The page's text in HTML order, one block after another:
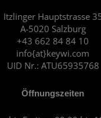
Itzlinger Hauptstrasse
A-5020 Salzburg
+43 662 84 84 10
info{at}keywi.com
UID Nr.: ATU65935768
Öffnungszeiten
o
k
r
a
m